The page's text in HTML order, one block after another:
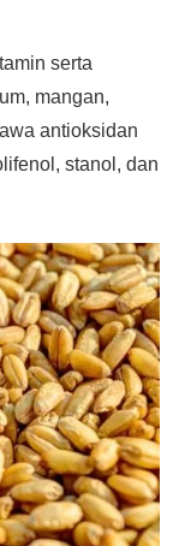
serta
mangan,
antioksidan
stanol, dan